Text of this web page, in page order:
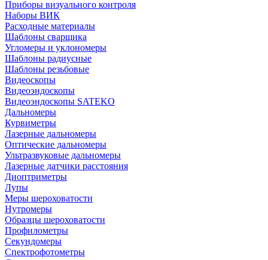
Приборы визуального контроля
Наборы ВИК
Расходные материалы
Шаблоны сварщика
Угломеры и уклономеры
Шаблоны радиусные
Шаблоны резьбовые
Видеоскопы
Видеоэндоскопы
Видеоэндоскопы SATEKO
Дальномеры
Курвиметры
Лазерные дальномеры
Оптические дальномеры
Ультразвуковые дальномеры
Лазерные датчики расстояния
Диоптриметры
Лупы
Меры шероховатости
Нутромеры
Образцы шероховатости
Профилометры
Секундомеры
Спектрофотометры